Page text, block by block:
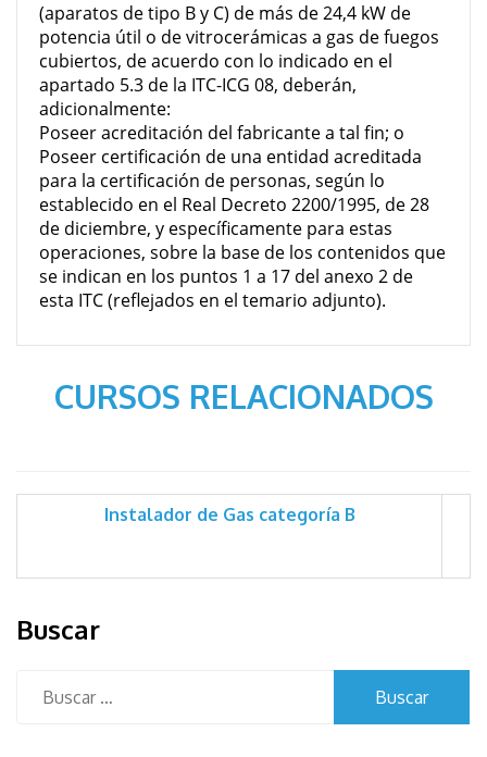
(aparatos de tipo B y C) de más de 24,4 kW de
potencia útil o de vitrocerámicas a gas de fuegos
cubiertos, de acuerdo con lo indicado en el
apartado 5.3 de la ITC-ICG 08, deberán,
adicionalmente:
Poseer acreditación del fabricante a tal fin; o
Poseer certificación de una entidad acreditada
para la certificación de personas, según lo
establecido en el Real Decreto 2200/1995, de 28
de diciembre, y específicamente para estas
operaciones, sobre la base de los contenidos que
se indican en los puntos 1 a 17 del anexo 2 de
esta ITC (reflejados en el temario adjunto).
CURSOS RELACIONADOS
Instalador de Gas categoría B
Buscar